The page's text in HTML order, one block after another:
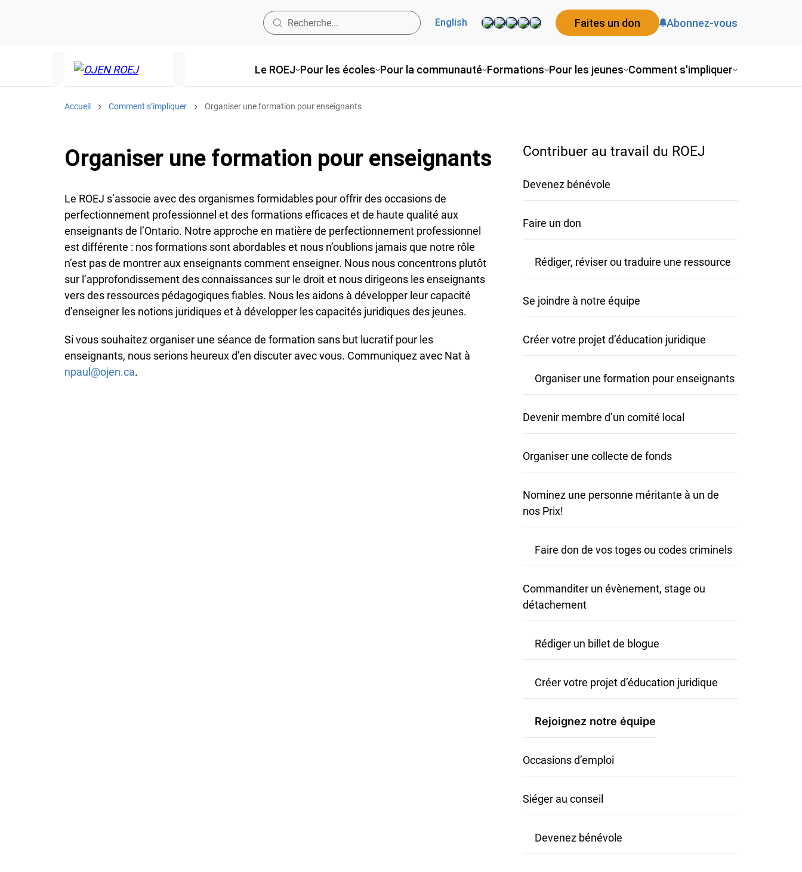
Le ROEJ Pour les écoles Pour la communauté Formations Pour les jeunes Comment s'impliquer
English Faites un don Abonnez-vous
Accueil Comment s’impliquer Organiser une formation pour enseignants
Organiser une formation pour enseignants
Le ROEJ s’associe avec des organismes formidables pour offrir des occasions de
perfectionnement professionnel et des formations efficaces et de haute qualité aux
enseignants de l’Ontario. Notre approche en matière de perfectionnement professionnel
est différente : nos formations sont abordables et nous n’oublions jamais que notre rôle
n’est pas de montrer aux enseignants comment enseigner. Nous nous concentrons plutôt
sur l’approfondissement des connaissances sur le droit et nous dirigeons les enseignants
vers des ressources pédagogiques fiables. Nous les aidons à développer leur capacité
d’enseigner les notions juridiques et à développer les capacités juridiques des jeunes.
Si vous souhaitez organiser une séance de formation sans but lucratif pour les
enseignants, nous serions heureux d’en discuter avec vous. Communiquez avec Nat à
npaul@ojen.ca.
Contribuer au travail du ROEJ
Devenez bénévole
Faire un don
Rédiger, réviser ou traduire une ressource
Se joindre à notre équipe
Créer votre projet d’éducation juridique
Organiser une formation pour enseignants
Devenir membre d’un comité local
Organiser une collecte de fonds
Nominez une personne méritante à un de
nos Prix!
Faire don de vos toges ou codes criminels
Commanditer un évènement, stage ou
détachement
Rédiger un billet de blogue
Créer votre projet d’éducation juridique
Rejoignez notre équipe
Occasions d’emploi
Siéger au conseil
Devenez bénévole